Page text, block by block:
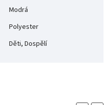
Modrá
Polyester
Děti, Dospělí